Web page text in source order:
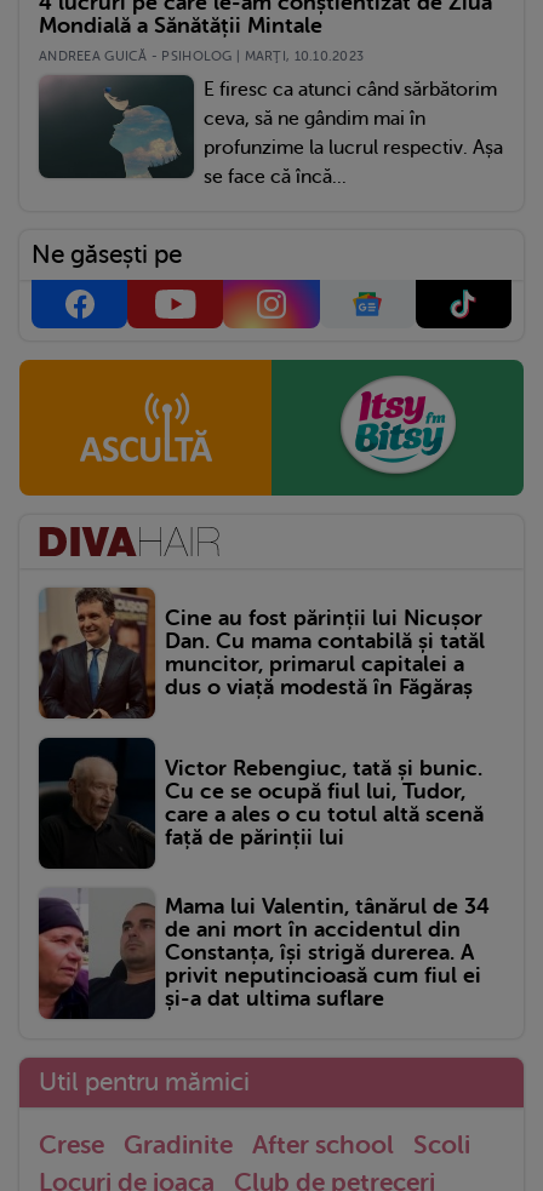
Mondială a Sănătății Mintale
ANDREEA GUICĂ - PSIHOLOG | MARŢI, 10.10.2023
E firesc ca atunci când sărbătorim
ceva, să ne gândim mai în
profunzime la lucrul respectiv. Așa
se face că încă...
Ne găsești pe
Cine au fost părinții lui Nicușor
Dan. Cu mama contabilă și tatăl
muncitor, primarul capitalei a
dus o viață modestă în Făgăraș
Victor Rebengiuc, tată și bunic.
Cu ce se ocupă fiul lui, Tudor,
care a ales o cu totul altă scenă
față de părinții lui
Mama lui Valentin, tânărul de 34
de ani mort în accidentul din
Constanța, își strigă durerea. A
privit neputincioasă cum fiul ei
și-a dat ultima suflare
Util pentru mămici
Crese Gradinite After school
Scoli
Locuri de joaca
Club de petreceri